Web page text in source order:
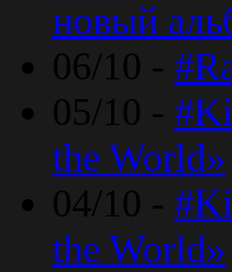
новый
06/10 -
05/10 -
the World»
04/10 -
the World»